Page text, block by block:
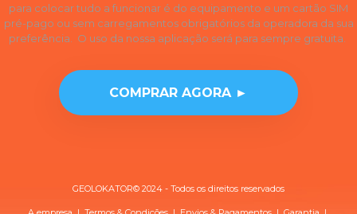
para colocar tudo a funcionar é do equipamento e um cartão SIM
pré-pago ou sem carregamentos obrigatórios da operadora da sua
preferência. O uso da nossa aplicação será para sempre gratuita.
COMPRAR AGORA ►
GEOLOKATOR© 2024 - Todos os direitos reservados